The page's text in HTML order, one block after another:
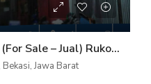
P3KPG-00007161-EW-J (For Sale – Jual) Ruko Alternatif Cibubur Jatisampurna, Bekasi, Jawa Barat
Jawa Barat